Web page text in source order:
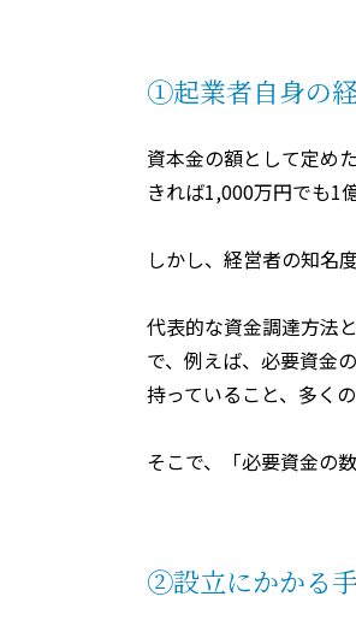
①起業者自身の
資本金の額として定め
きれば1,000万円でも1
しかし、経営者の知名
代表的な資金調達方法
で、例えば、必要資金
持っていること、多く
そこで、「必要資金の
②設立にかかる